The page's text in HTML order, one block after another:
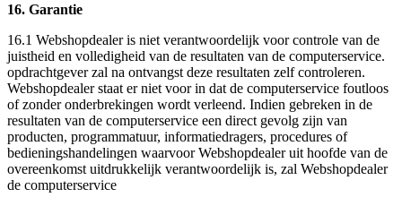
16. Garantie
16.1 Webshopdealer is niet verantwoordelijk voor controle van de
juistheid en volledigheid van de resultaten van de computerservice.
opdrachtgever zal na ontvangst deze resultaten zelf controleren.
Webshopdealer staat er niet voor in dat de computerservice foutloos
of zonder onderbrekingen wordt verleend. Indien gebreken in de
resultaten van de computerservice een direct gevolg zijn van
producten, programmatuur, informatiedragers, procedures of
bedieningshandelingen waarvoor Webshopdealer uit hoofde van de
overeenkomst uitdrukkelijk verantwoordelijk is, zal Webshopdealer
de computerservice